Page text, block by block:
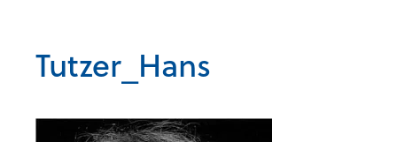
Tutzer_Hans